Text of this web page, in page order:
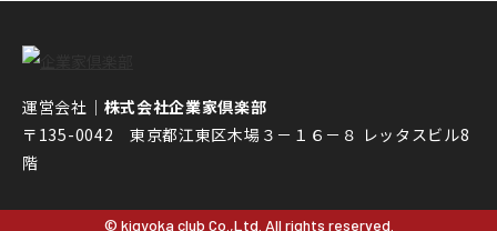
運営会社｜ 株式会社企業家倶楽部
〒135-0042 東京都江東区木場３－１６－８ レッタスビル8
階
© kigyoka club Co.,Ltd. All rights reserved.